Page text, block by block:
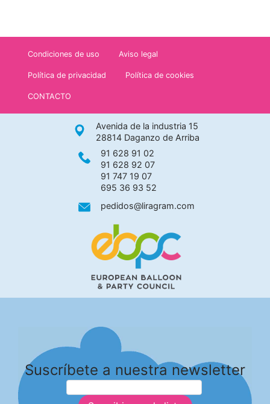
Condiciones de uso Aviso legal
Política de privacidad Política de cookies
CONTACTO
Avenida de la industria 15
28814 Daganzo de Arriba
91 628 91 02
91 628 92 07
91 747 19 07
695 36 93 52
pedidos@liragram.com
Suscríbete a nuestra newsletter